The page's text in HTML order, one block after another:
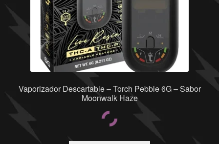
Vaporizador Descartable – Torch Pebble 6G – Sabor
Moonwalk Haze